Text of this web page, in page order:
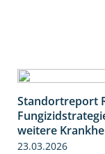
Standortreport
weitere
23.03.2026